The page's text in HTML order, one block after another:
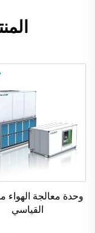
وحدة معالجة الهواء
القياسي